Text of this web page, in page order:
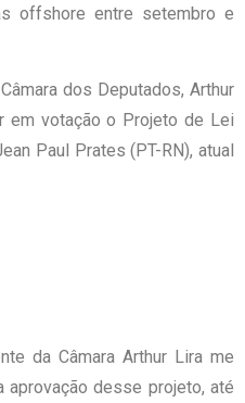
offshore entre setembro e
dos Deputados, Arthur
em votação o Projeto de Lei
Paul Prates (PT-RN), atual
da Câmara Arthur Lira me
desse projeto, até